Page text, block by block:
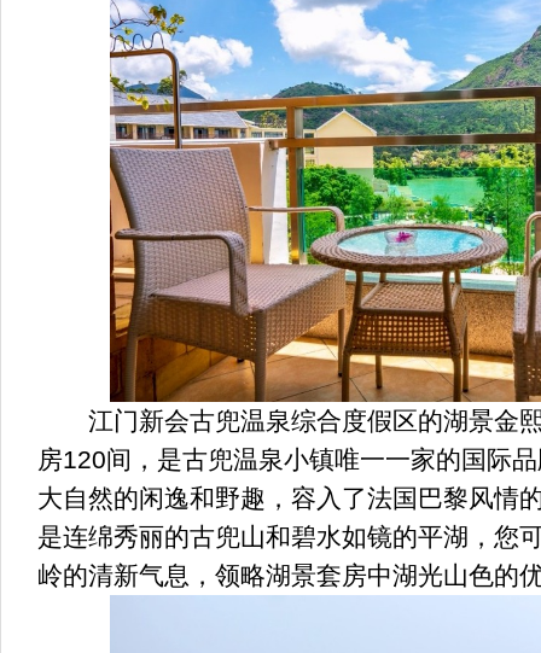
江门新会古兜温泉综合度假区的湖景金
房120间，是古兜温泉小镇唯一一家的国际
大自然的闲逸和野趣，容入了法国巴黎风情
是连绵秀丽的古兜山和碧水如镜的平湖，您
岭的清新气息，领略湖景套房中湖光山色的